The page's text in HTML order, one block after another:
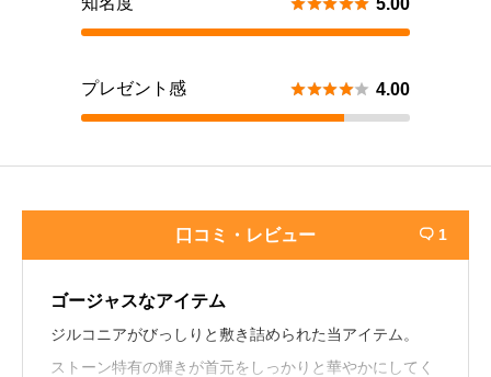
プレゼント感  4.00
口コミ・レビュー  1
ゴージャスなアイテム
ジルコニアがびっしりと敷き詰められた当アイテム。
ストーン特有の輝きが首元をしっかりと華やかにしてく